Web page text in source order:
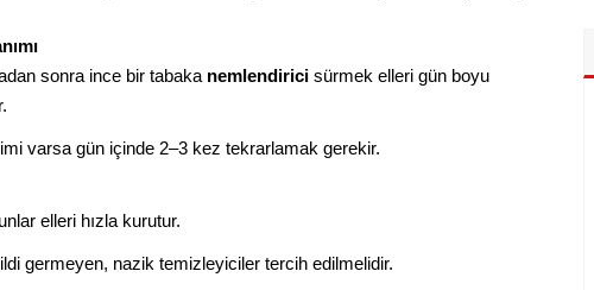
sonra ince bir tabaka nemlendirici sürmek elleri gün boyu
varsa gün içinde 2–3 kez tekrarlamak gerekir.
elleri hızla kurutur.
germeyen, nazik temizleyiciler tercih edilmelidir.